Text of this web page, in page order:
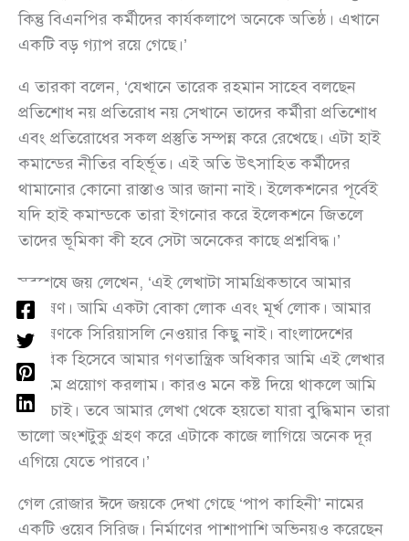
কিন্তু বিএনপির কর্মীদের কার্যকলাপে অনেকে অতিষ্ঠ। এখানে
একটি বড় গ্যাপ রয়ে গেছে।’
এ তারকা বলেন, ‘যেখানে তারেক রহমান সাহেব বলছেন
প্রতিশোধ নয় প্রতিরোধ নয় সেখানে তাদের কর্মীরা প্রতিশোধ
এবং প্রতিরোধের সকল প্রস্তুতি সম্পন্ন করে রেখেছে। এটা হাই
কমান্ডের নীতির বহির্ভূত। এই অতি উৎসাহিত কর্মীদের
থামানোর কোনো রাস্তাও আর জানা নাই। ইলেকশনের পূর্বেই
যদি হাই কমান্ডকে তারা ইগনোর করে ইলেকশনে জিতলে
তাদের ভূমিকা কী হবে সেটা অনেকের কাছে প্রশ্নবিদ্ধ।’
সবশেষে জয় লেখেন, ‘এই লেখাটা সামগ্রিকভাবে আমার
বিশ্লেষণ। আমি একটা বোকা লোক এবং মূর্খ লোক। আমার
বিশ্লেষণকে সিরিয়াসলি নেওয়ার কিছু নাই। বাংলাদেশের
নাগরিক হিসেবে আমার গণতান্ত্রিক অধিকার আমি এই লেখার
মাধ্যমে প্রয়োগ করলাম। কারও মনে কষ্ট দিয়ে থাকলে আমি
ক্ষমা চাই। তবে আমার লেখা থেকে হয়তো যারা বুদ্ধিমান তারা
ভালো অংশটুকু গ্রহণ করে এটাকে কাজে লাগিয়ে অনেক দূর
এগিয়ে যেতে পারবে।’
গেল রোজার ঈদে জয়কে দেখা গেছে ‘পাপ কাহিনী’ নামের
একটি ওয়েব সিরিজ। নির্মাণের পাশাপাশি অভিনয়ও করেছেন